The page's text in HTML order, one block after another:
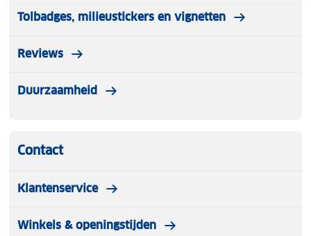
Tolbadges, milieustickers en vignetten
Reviews
Duurzaamheid
Contact
Klantenservice
Winkels & openingstijden